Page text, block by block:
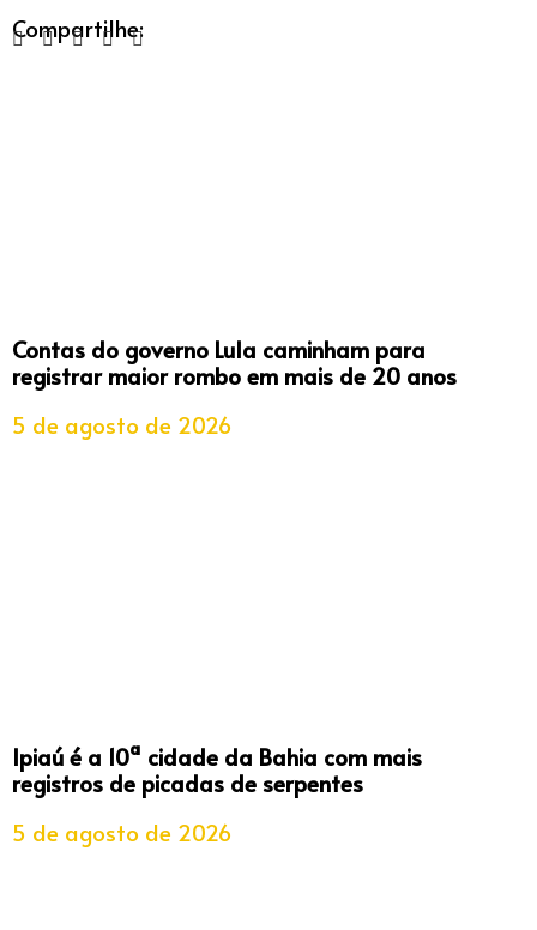
Compartilhe:
Contas do governo Lula caminham para
registrar maior rombo em mais de 20 anos
5 de agosto de 2026
Ipiaú é a 10ª cidade da Bahia com mais
registros de picadas de serpentes
5 de agosto de 2026